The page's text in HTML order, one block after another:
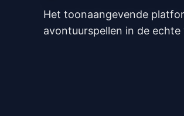
Het toonaangevende
avontuurspellen in de echte